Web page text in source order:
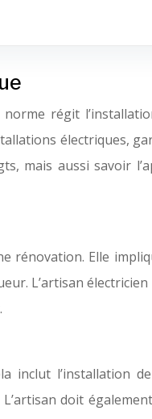
régit
électriques,
mais aussi savoir
rénovation. Elle
L’artisan
inclut l’installation
doit